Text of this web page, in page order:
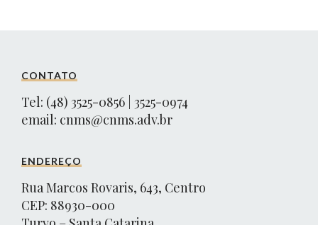
CONTATO
Tel: (48) 3525-0856 | 3525-0974
email: cnms@cnms.adv.br
ENDEREÇO
Rua Marcos Rovaris, 643, Centro
CEP: 88930-000